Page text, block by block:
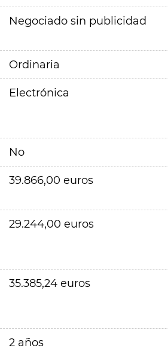
Negociado sin publicidad
Ordinaria
Electrónica
No
39.866,00 euros
29.244,00 euros
35.385,24 euros
2 años